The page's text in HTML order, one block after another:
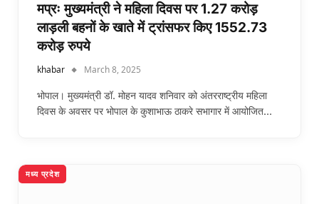
मप्रः मुख्यमंत्री ने महिला दिवस पर 1.27 करोड़
लाड़ली बहनों के खाते में ट्रांसफर किए 1552.73
करोड़ रुपये
khabar March 8, 2025
भोपाल। मुख्यमंत्री डॉ. मोहन यादव शनिवार को अंतरराष्ट्रीय महिला
दिवस के अवसर पर भोपाल के कुशाभाऊ ठाकरे सभागार में आयोजित…
मध्य प्रदेश